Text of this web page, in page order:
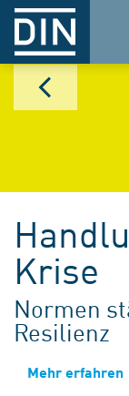
Krise
Normen
Resilienz
Mehr erfahren